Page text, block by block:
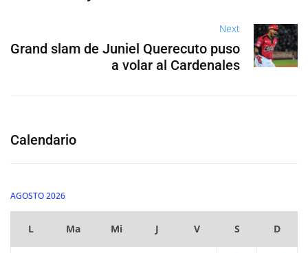
Next
Grand slam de Juniel Querecuto puso
a volar al Cardenales
Calendario
AGOSTO 2026
L Ma Mi J V S D